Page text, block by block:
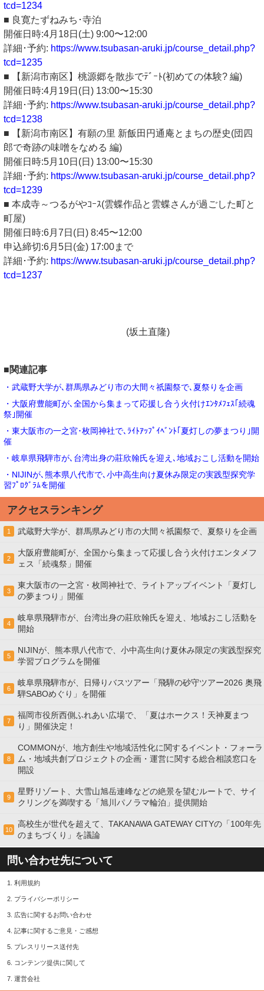
tcd=1234
■ 良寛たずねみち･寺泊
開催日時:4月18日(土) 9:00〜12:00
詳細･予約: https://www.tsubasan-aruki.jp/course_detail.php?
tcd=1235
■ 【新潟市南区】桃源郷を散歩でﾃﾞｰﾄ(初めての体験? 編)
開催日時:4月19日(日) 13:00〜15:30
詳細･予約: https://www.tsubasan-aruki.jp/course_detail.php?
tcd=1238
■ 【新潟市南区】有願の里 新飯田円通庵とまちの歴史(団四
郎で奇跡の味噌をなめる 編)
開催日時:5月10日(日) 13:00〜15:30
詳細･予約: https://www.tsubasan-aruki.jp/course_detail.php?
tcd=1239
■ 本成寺～つるがやｺｰｽ(雲蝶作品と雲蝶さんが過ごした町と
町屋)
開催日時:6月7日(日) 8:45〜12:00
申込締切:6月5日(金) 17:00まで
詳細･予約: https://www.tsubasan-aruki.jp/course_detail.php?
tcd=1237
(坂土直隆)
■関連記事
・武蔵野大学が､群馬県みどり市の大間々祇園祭で､夏祭りを企画
・大阪府豊能町が､全国から集まって応援し合う火付けｴﾝﾀﾒﾌｪｽ｢続魂
祭｣開催
・東大阪市の一之宮･枚岡神社で､ﾗｲﾄｱｯﾌﾟｲﾍﾞﾝﾄ｢夏灯しの夢まつり｣開
催
・岐阜県飛騨市が､台湾出身の莊欣翰氏を迎え､地域おこし活動を開始
・NIJINが､熊本県八代市で､小中高生向け夏休み限定の実践型探究学
習ﾌﾟﾛｸﾞﾗﾑを開催
アクセスランキング
1 武蔵野大学が、群馬県みどり市の大間々祇園祭で、夏祭りを企画
2
大阪府豊能町が、全国から集まって応援し合う火付けエンタメフ
ェス「続魂祭」開催
3
東大阪市の一之宮・枚岡神社で、ライトアップイベント「夏灯し
の夢まつり」開催
4
岐阜県飛騨市が、台湾出身の莊欣翰氏を迎え、地域おこし活動を
開始
5
NIJINが、熊本県八代市で、小中高生向け夏休み限定の実践型探究
学習プログラムを開催
6
岐阜県飛騨市が、日帰りバスツアー「飛騨の砂守ツアー2026 奥飛
騨SABOめぐり」を開催
7
福岡市役所西側ふれあい広場で、「夏はホークス！天神夏まつ
り」開催決定！
8
COMMONが、地方創生や地域活性化に関するイベント・フォーラ
ム・地域共創プロジェクトの企画・運営に関する総合相談窓口を
開設
9
星野リゾート、大雪山旭岳連峰などの絶景を望むルートで、サイ
クリングを満喫する「旭川パノラマ輪泊」提供開始
10
高校⽣が世代を超えて、TAKANAWA GATEWAY CITYの「100年先
のまちづくり」を議論
問い合わせ先について
1. 利用規約
2. プライバシーポリシー
3. 広告に関するお問い合わせ
4. 記事に関するご意見・ご感想
5. プレスリリース送付先
6. コンテンツ提供に関して
7. 運営会社